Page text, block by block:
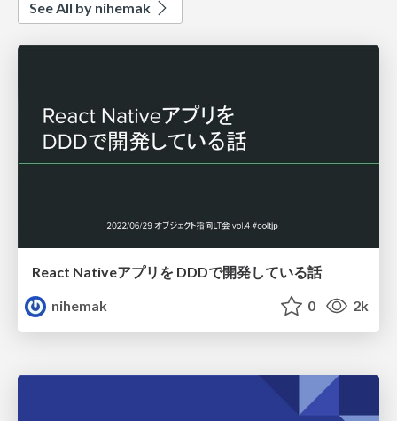
See All by nihemak
React Nativeアプリを DDDで開発している話
nihemak
0 2k